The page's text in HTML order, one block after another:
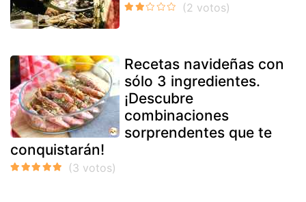
Recetas navideñas con
sólo 3 ingredientes.
¡Descubre
combinaciones
sorprendentes que te
conquistarán!